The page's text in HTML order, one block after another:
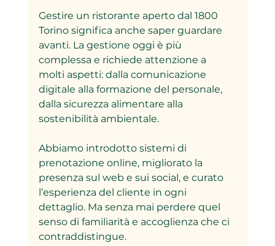
Gestire un ristorante aperto dal 1800
Torino significa anche saper guardare
avanti. La gestione oggi è più
complessa e richiede attenzione a
molti aspetti: dalla comunicazione
digitale alla formazione del personale,
dalla sicurezza alimentare alla
sostenibilità ambientale.
Abbiamo introdotto sistemi di
prenotazione online, migliorato la
presenza sul web e sui social, e curato
l’esperienza del cliente in ogni
dettaglio. Ma senza mai perdere quel
senso di familiarità e accoglienza che ci
contraddistingue.